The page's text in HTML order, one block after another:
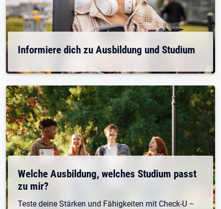
Informiere dich zu Ausbildung und Studium
Welche Ausbildung, welches Studium passt
zu mir?
Teste deine Stärken und Fähigkeiten mit Check-U –